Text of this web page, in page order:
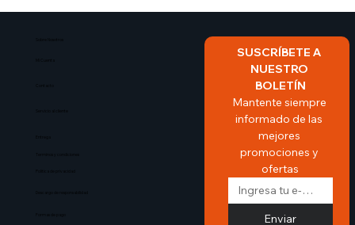
Mi Cuenta
Contacto
Entrega
Politica de privacidad
SUSCRÍBETE A
NUESTRO
BOLETÍN
Mantente siempre
informado de las
mejores
promociones y
ofertas
Enviar